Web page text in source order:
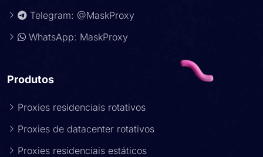
Telegram: @MaskProxy
WhatsApp: MaskProxy
Produtos
Proxies residenciais rotativos
Proxies de datacenter rotativos
Proxies residenciais estáticos